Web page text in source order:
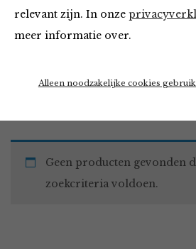
relevant zijn. In onze
meer informatie over.
Alleen noodzakelijke cookies
Home Winkel Kleding
Geen producten gevonden
zoekcriteria voldoen.